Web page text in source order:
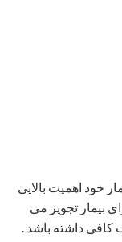
خود اهمیت بالایی
بیمار تجویز می
داشته باشد .